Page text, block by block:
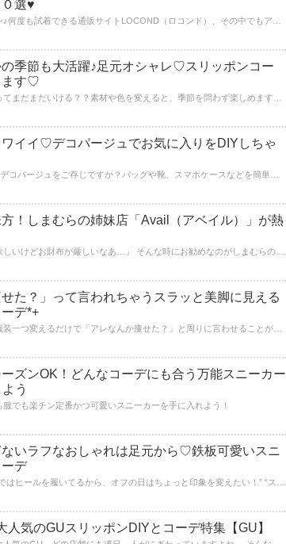
０選♥
の季節も大活躍♪足元オシャレ♡スリッポンコー
ます♡
イイ♡デコパージュでお気に入りをDIYしちゃ
！しまむらの姉妹店「Avail（アベイル）」が熱
せた？」って言われちゃうスラッと美脚に見える
デ*+
ズンOK！どんなコーデにも合う万能スニーカー
う
服でも楽チン定番かつ可愛いスニーカーを手に入れよう！
いラフなおしゃれは足元から♡鉄板可愛いスニ
デ
人気のGUスリッポンDIYとコーデ特集【GU】